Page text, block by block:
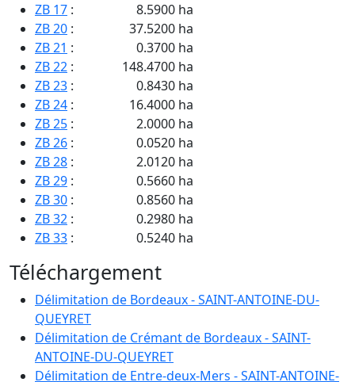
ZB 17 :
8.5900 ha
ZB 20 :
37.5200 ha
ZB 21 :
0.3700 ha
ZB 22 :
148.4700 ha
ZB 23 :
0.8430 ha
ZB 24 :
16.4000 ha
ZB 25 :
2.0000 ha
ZB 26 :
0.0520 ha
ZB 28 :
2.0120 ha
ZB 29 :
0.5660 ha
ZB 30 :
0.8560 ha
ZB 32 :
0.2980 ha
ZB 33 :
0.5240 ha
ZB 35:
0.3700 ha
ZB 36:
0.2550 ha
ZB 37:
ZB 38:
3.5430 ha
ZB 39:
153.0180 ha
ZB 40:
0.4700 ha
Téléchargement
Délimitation de Bordeaux - SAINT-ANTOINE-DU-
QUEYRET
Délimitation de Crémant de Bordeaux - SAINT-
ANTOINE-DU-QUEYRET
Délimitation de Entre-deux-Mers - SAINT-ANTOINE-